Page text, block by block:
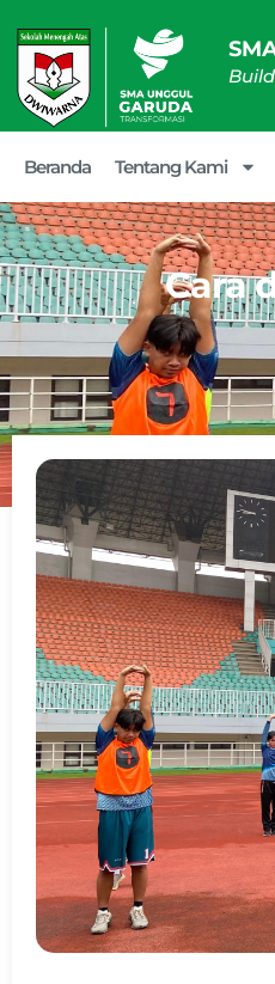
Beranda Tentang Kami
Cara